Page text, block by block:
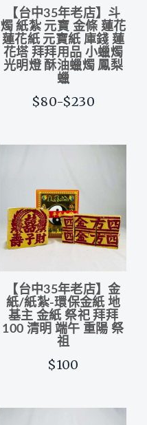
【台中35年老店】斗
燭 紙紮 元寶 金條 蓮花
蓮花紙 元寶紙 庫錢 蓮
花塔 拜拜用品 小蠟燭
光明燈 酥油蠟燭 鳳梨
蠟
$80-$230
【台中35年老店】金
紙/紙紮-環保金紙 地
基主 金紙 祭祀 拜拜
100 清明 端午 重陽 祭
祖
$100